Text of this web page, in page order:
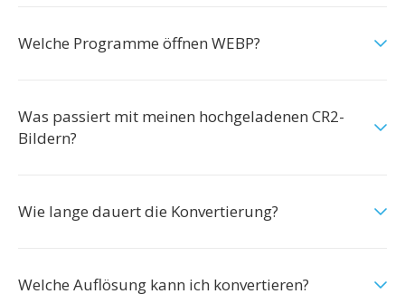
Welche Programme öffnen WEBP?
Was passiert mit meinen hochgeladenen CR2-
Bildern?
Wie lange dauert die Konvertierung?
Welche Auflösung kann ich konvertieren?